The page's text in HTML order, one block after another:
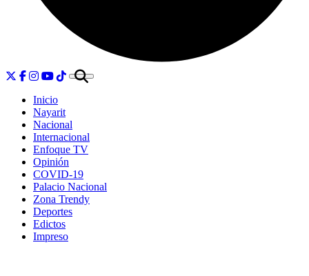
Inicio
Nayarit
Nacional
Internacional
Enfoque TV
Opinión
COVID-19
Palacio Nacional
Zona Trendy
Deportes
Edictos
Impreso